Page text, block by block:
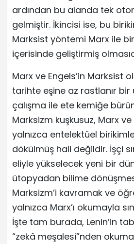
ardından bu alanda tek
gelmiştir. İkincisi ise, bu
Marksist yöntemi Marx ile
içerisinde geliştirmiş
Marx ve Engels’in Marksist
tarihte eşine az rastlanır
çalışma ile ete kemiğe
Marksizm kuşkusuz, Marx ve
yalnızca entelektüel
dökülmüş hali değildir. İşçi
eliyle yükselecek yeni bir
ütopyadan bilime
Marksizm’i kavramak ve
yalnızca Marx’ı okumayla
İşte tam burada, Lenin’in
“zekâ meşalesi”nden